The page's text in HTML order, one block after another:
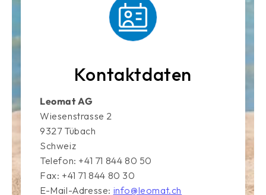
Kontaktdaten
Leomat AG
Wiesenstrasse 2
9327 Tübach
Schweiz
Telefon: +41 71 844 80 50
Fax: +41 71 844 80 30
E-Mail-Adresse: info@leomat.ch